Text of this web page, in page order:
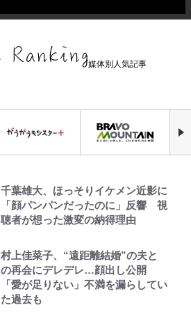
媒体別人気記事
千葉雄大、ほっそりイケメン近影に
「顔パンパンだったのに」反響 視
聴者が想った激変の納得理由
村上佳菜子、“遠距離結婚”の夫と
の再会にデレデレ…顔出し公開
「愛が足りない」不満を漏らしてい
た過去も
公式-ヒロインが来る前に妊娠しま
した~詰んだはずの悪役令嬢です
が、どうやら違うようです~ 第1話
公式-聖女じゃないと追放されたの
で、もふもふ従者(聖獣)とおにぎり
を握る 第53話(1)
荒々しい「火山帯」の一端にいるこ
とを体感！ 登頂約10分でも大迫力
「吾妻小富士」火口を1周する「1
ポ【福島県福島市】
【知ってる？「日本本土四極踏破証
明書」】広島から本州4島の最南端
えびめしの流儀
オラの引越し物語 サボテン大襲撃
錦織一清の写真集はなぜ私服なの
か…高級ブランドをやめ等身大の自
分を表現する現在「ちゃんとおじい
「のりの芝居は観たいと」藤原紀香
が明かす夫・片岡愛之助との関係
性…互いに一番のお客さんで刺激を
｢なんじゃこりゃあああ！｣本田圭
佑の古巣ミラン、漆黒×蛍光レッド
の超絶クールな新サードユニに世界
ゃかっけえわ｣
｢最後の1枚…ワルぃゎ〜｣鈴木優磨
が激勝翌日に写真12枚投稿→渾身
空の轍と大地の雲と 第1回
第3回 出版までの道のり・その2
「自分の絵ごと、このジャンルはそ
ろそろ終わりかな」江口寿史が炎上
を経て樋口毅宏に語ったこと
1万円超えも「納得のクオリティ」
『この素晴らしい世界に祝福を！』
10万針以上の密度で再現された“め
ぐみん刺繍ワークシャツ”にファン